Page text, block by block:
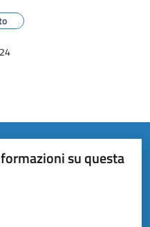
su questa